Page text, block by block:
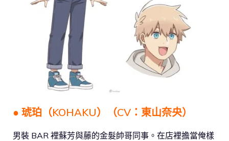
● 琥珀（KOHAKU）（CV：東山奈央）
男裝 BAR 裡蘇芳與藤的金髮帥哥同事。在店裡擔當俺樣